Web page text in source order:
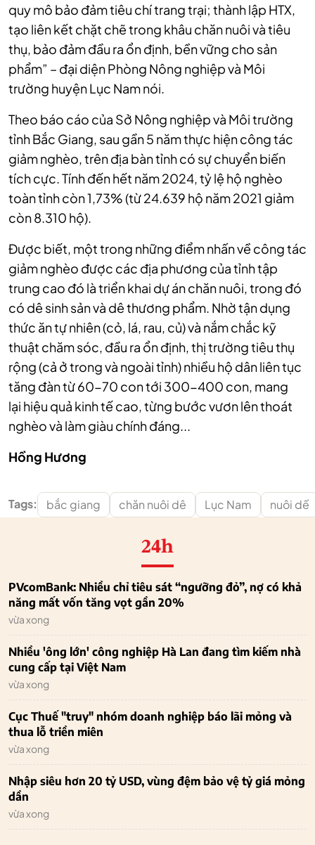
quy mô bảo đảm tiêu chí trang trại; thành lập HTX,
tạo liên kết chặt chẽ trong khâu chăn nuôi và tiêu
thụ, bảo đảm đầu ra ổn định, bền vững cho sản
phẩm” – đại diện Phòng Nông nghiệp và Môi
trường huyện Lục Nam nói.
Theo báo cáo của Sở Nông nghiệp và Môi trường
tỉnh Bắc Giang, sau gần 5 năm thực hiện công tác
giảm nghèo, trên địa bàn tỉnh có sự chuyển biến
tích cực. Tính đến hết năm 2024, tỷ lệ hộ nghèo
toàn tỉnh còn 1,73% (từ 24.639 hộ năm 2021 giảm
còn 8.310 hộ).
Được biết, một trong những điểm nhấn về công tác
giảm nghèo được các địa phương của tỉnh tập
trung cao đó là triển khai dự án chăn nuôi, trong đó
có dê sinh sản và dê thương phẩm. Nhờ tận dụng
thức ăn tự nhiên (cỏ, lá, rau, củ) và nắm chắc kỹ
thuật chăm sóc, đầu ra ổn định, thị trường tiêu thụ
rộng (cả ở trong và ngoài tỉnh) nhiều hộ dân liên tục
tăng đàn từ 60-70 con tới 300-400 con, mang
lại hiệu quả kinh tế cao, từng bước vươn lên thoát
nghèo và làm giàu chính đáng...
Hồng Hương
Tags: bắc giang chăn nuôi dê Lục Nam nuôi dế
24h
PVcomBank: Nhiều chỉ tiêu sát “ngưỡng đỏ”, nợ có khả
năng mất vốn tăng vọt gần 20%
vừa xong
Nhiều 'ông lớn' công nghiệp Hà Lan đang tìm kiếm nhà
cung cấp tại Việt Nam
vừa xong
Cục Thuế "truy" nhóm doanh nghiệp báo lãi mỏng và
thua lỗ triền miên
vừa xong
Nhập siêu hơn 20 tỷ USD, vùng đệm bảo vệ tỷ giá mỏng
dần
vừa xong